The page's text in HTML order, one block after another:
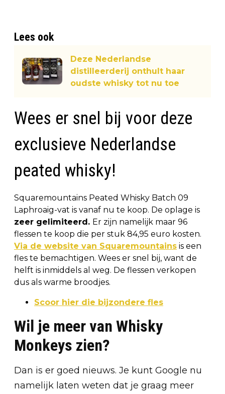
Lees ook
Deze Nederlandse
distilleerderij onthult haar
oudste whisky tot nu toe
Wees er snel bij voor deze
exclusieve Nederlandse
peated whisky!
Squaremountains Peated Whisky Batch 09
Laphroaig-vat is vanaf nu te koop. De oplage is
zeer gelimiteerd. Er zijn namelijk maar 96
flessen te koop die per stuk 84,95 euro kosten.
Via de website van Squaremountains is een
fles te bemachtigen. Wees er snel bij, want de
helft is inmiddels al weg. De flessen verkopen
dus als warme broodjes.
Scoor hier die bijzondere fles
Wil je meer van Whisky
Monkeys zien?
Dan is er goed nieuws. Je kunt Google nu
namelijk laten weten dat je graag meer